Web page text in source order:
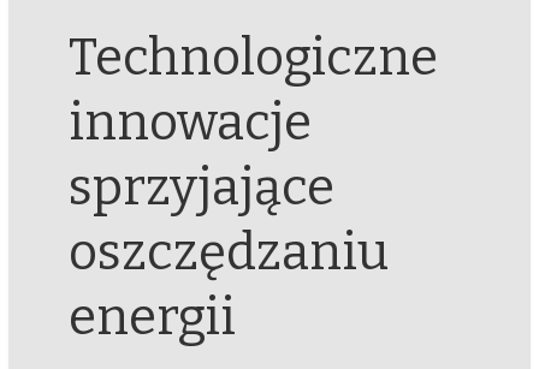
Technologiczne
innowacje
sprzyjające
oszczędzaniu
energii